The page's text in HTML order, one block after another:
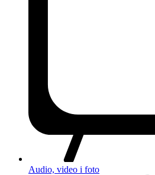
Audio, video i foto